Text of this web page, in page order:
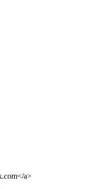
a>